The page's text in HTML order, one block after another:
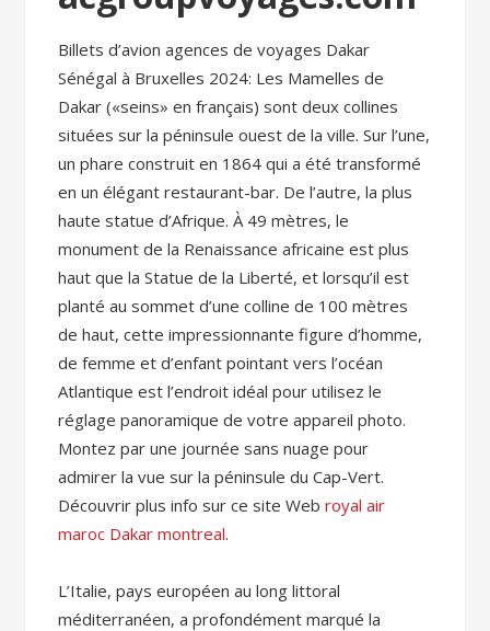
Billets d’avion agences de voyages Dakar
Sénégal à Bruxelles 2024: Les Mamelles de
Dakar («seins» en français) sont deux collines
situées sur la péninsule ouest de la ville. Sur l’une,
un phare construit en 1864 qui a été transformé
en un élégant restaurant-bar. De l’autre, la plus
haute statue d’Afrique. À 49 mètres, le
monument de la Renaissance africaine est plus
haut que la Statue de la Liberté, et lorsqu’il est
planté au sommet d’une colline de 100 mètres
de haut, cette impressionnante figure d’homme,
de femme et d’enfant pointant vers l’océan
Atlantique est l’endroit idéal pour utilisez le
réglage panoramique de votre appareil photo.
Montez par une journée sans nuage pour
admirer la vue sur la péninsule du Cap-Vert.
Découvrir plus info sur ce site Webroyal air
maroc Dakar montreal.
L’Italie, pays européen au long littoral
méditerranéen, a profondément marqué la